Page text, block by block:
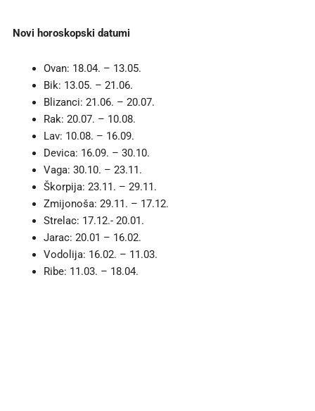
Novi horoskopski datumi
Ovan: 18.04. – 13.05.
Bik: 13.05. – 21.06.
Blizanci: 21.06. – 20.07.
Rak: 20.07. – 10.08.
Lav: 10.08. – 16.09.
Devica: 16.09. – 30.10.
Vaga: 30.10. – 23.11.
Škorpija: 23.11. – 29.11.
Zmijonoša: 29.11. – 17.12.
Strelac: 17.12.- 20.01.
Jarac: 20.01 – 16.02.
Vodolija: 16.02. – 11.03.
Ribe: 11.03. – 18.04.